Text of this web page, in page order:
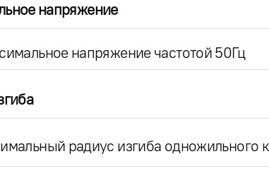
напряжение
напряжение частотой 50Гц
радиус изгиба одножильного